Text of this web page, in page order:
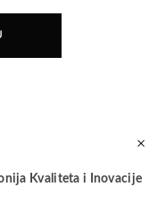
Kvaliteta i Inovacije